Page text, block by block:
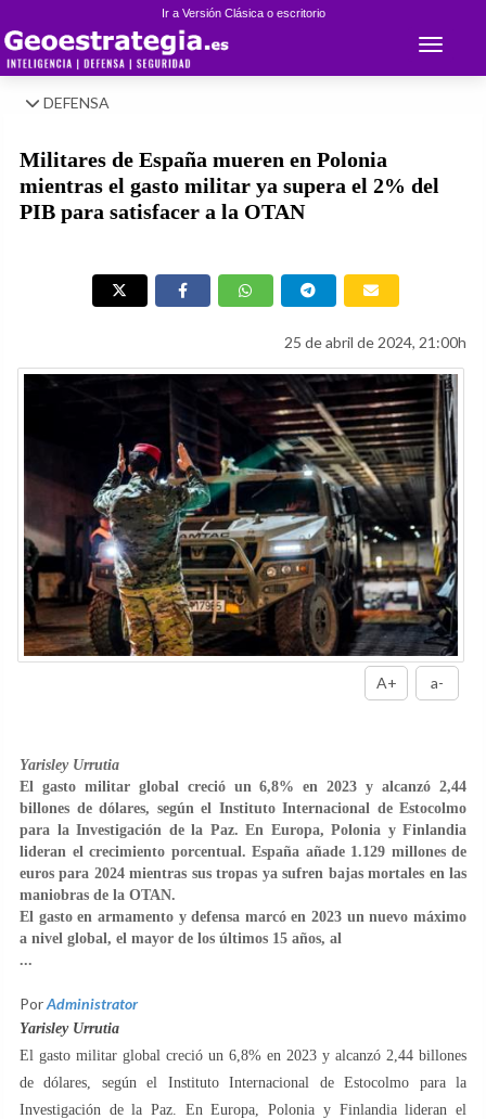
Ir a Versión Clásica o escritorio
Toggle
DEFENSA
Militares de España mueren en Polonia
mientras el gasto militar ya supera el 2% del
PIB para satisfacer a la OTAN
25 de abril de 2024, 21:00h
A+ a-
Yarisley Urrutia
El gasto militar global creció un 6,8% en 2023 y alcanzó 2,44
billones de dólares, según el Instituto Internacional de Estocolmo
para la Investigación de la Paz. En Europa, Polonia y Finlandia
lideran el crecimiento porcentual. España añade 1.129 millones de
euros para 2024 mientras sus tropas ya sufren bajas mortales en las
maniobras de la OTAN.
El gasto en armamento y defensa marcó en 2023 un nuevo máximo
a nivel global, el mayor de los últimos 15 años, al
...
PorAdministrator
Yarisley Urrutia
El gasto militar global creció un 6,8% en 2023 y alcanzó 2,44 billones
de dólares, según el Instituto Internacional de Estocolmo para la
Investigación de la Paz. En Europa, Polonia y Finlandia lideran el